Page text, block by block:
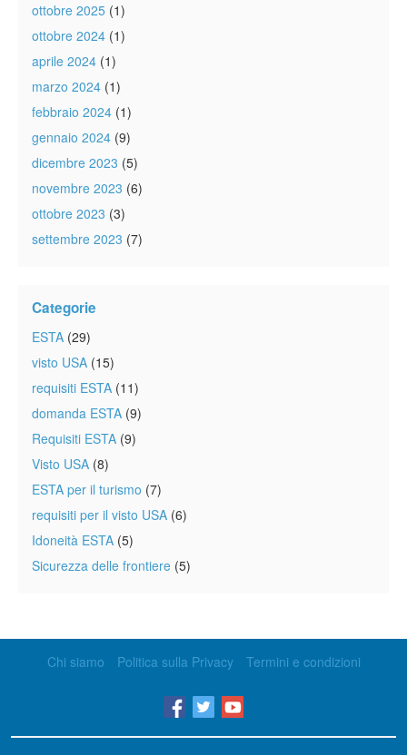
ottobre 2025 (1)
ottobre 2024 (1)
aprile 2024 (1)
marzo 2024 (1)
febbraio 2024 (1)
gennaio 2024 (9)
dicembre 2023 (5)
novembre 2023 (6)
ottobre 2023 (3)
settembre 2023 (7)
Categorie
ESTA (29)
visto USA (15)
requisiti ESTA (11)
domanda ESTA (9)
Requisiti ESTA (9)
Visto USA (8)
ESTA per il turismo (7)
requisiti per il visto USA (6)
Idoneità ESTA (5)
Sicurezza delle frontiere (5)
Chi siamo Politica sulla Privacy Termini e condizioni